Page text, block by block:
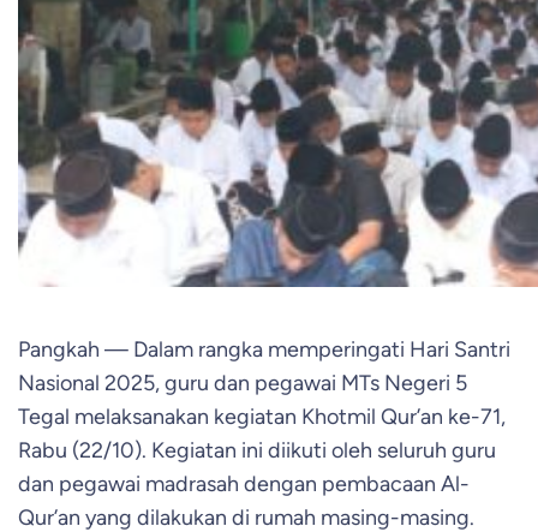
Pangkah — Dalam rangka memperingati Hari Santri
Nasional 2025, guru dan pegawai MTs Negeri 5
Tegal melaksanakan kegiatan Khotmil Qur’an ke-71,
Rabu (22/10). Kegiatan ini diikuti oleh seluruh guru
dan pegawai madrasah dengan pembacaan Al-
Qur’an yang dilakukan di rumah masing-masing.